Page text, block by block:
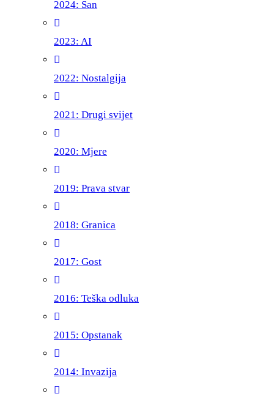
2024: San
2023: AI
2022: Nostalgija
2021: Drugi svijet
2020: Mjere
2019: Prava stvar
2018: Granica
2017: Gost
2016: Teška odluka
2015: Opstanak
2014: Invazija